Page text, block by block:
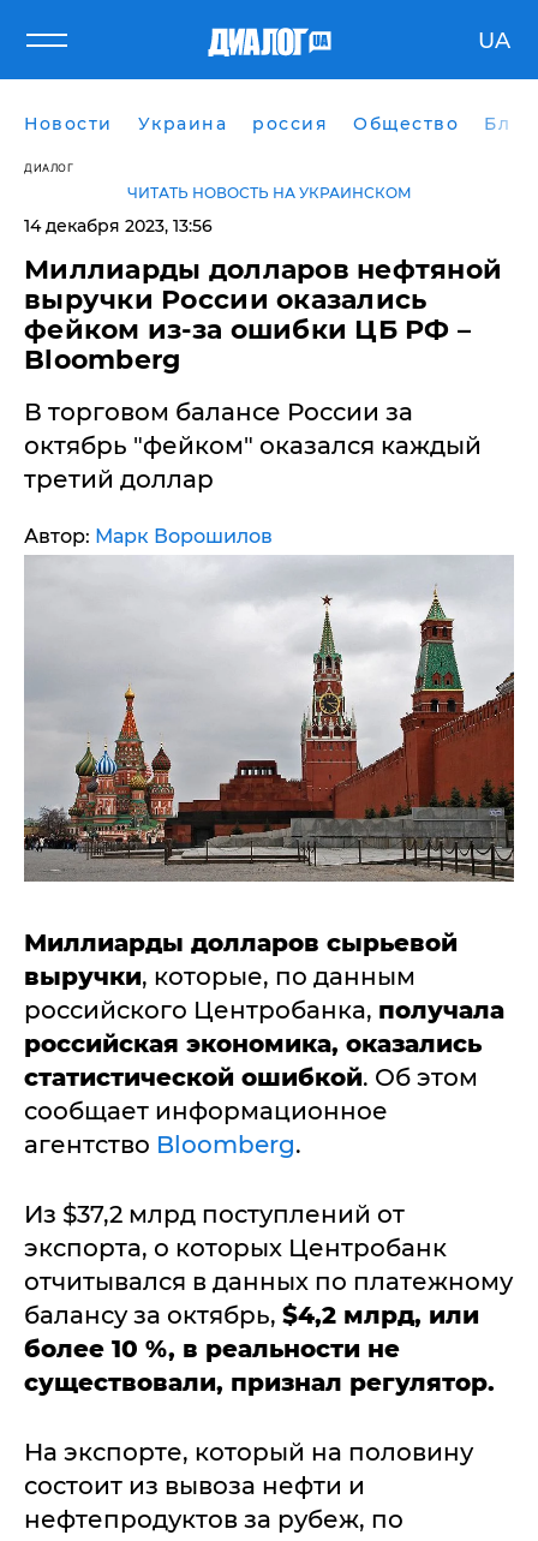
UA
Новости Украина россия Общество
ДИАЛОГ
ЧИТАТЬ НОВОСТЬ НА УКРАИНСКОМ
14 декабря 2023, 13:56
​Миллиарды долларов нефтяной
выручки России оказались
фейком из-за ошибки ЦБ РФ –
Bloomberg
В торговом балансе России за
октябрь "фейком" оказался каждый
третий доллар
Автор: Марк Ворошилов
Миллиарды долларов сырьевой
выручки, которые, по данным
российского Центробанка, получала
российская экономика, оказались
статистической ошибкой. Об этом
сообщает информационное
агентство Bloomberg.
Из $37,2 млрд поступлений от
экспорта, о которых Центробанк
отчитывался в данных по платежному
балансу за октябрь, $4,2 млрд, или
более 10 %, в реальности не
существовали, признал регулятор.
На экспорте, который на половину
состоит из вывоза нефти и
нефтепродуктов за рубеж, по